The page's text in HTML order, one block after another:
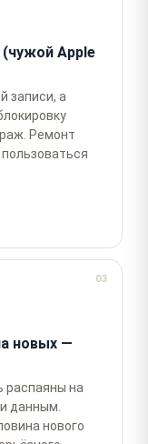
Apple
записи, а
Ремонт
03
новых —
распаяны на
данным.
нового